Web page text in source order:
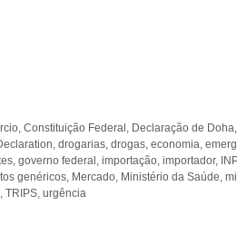
, Constituição Federal , Declaração de Doha,
, drogarias, drogas, economia,
, governo federal , importação, importador,
genéricos, Mercado, Ministério da Saúde,
, TRIPS, urgência